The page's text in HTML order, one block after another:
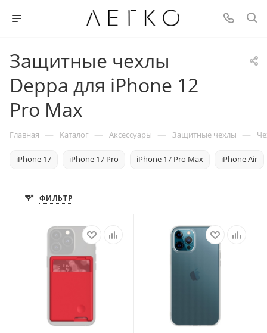
Защитные чехлы
Deppa для iPhone 12
Pro Max
Главная — Каталог — Аксессуары — Защитные чехлы —
iPhone 17 iPhone 17 Pro iPhone 17 Pro Max iPhone Air
ФИЛЬТР